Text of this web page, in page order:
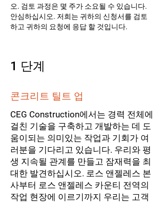
오. 검토 과정은 몇 주가 소요될 수 있습니다.
안심하십시오. 저희는 귀하의 신청서를 검토
하고 귀하의 요청에 응답 할 것입니다.
1 단계
콘크리트 틸트 업
CEG Construction에서는 경력 전체에
걸친 기술을 구축하고 개발하는 데 도
움이되는 의미있는 작업과 기회가 여
러분을 기다리고 있습니다. 우리와 평
생 지속될 관계를 만들고 잠재력을 최
대한 발견하십시오. 로스 앤젤레스 본
사부터 로스 앤젤레스 카운티 전역의
작업 현장에 이르기까지 우리는 고객